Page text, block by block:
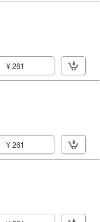
¥ 261
¥ 261